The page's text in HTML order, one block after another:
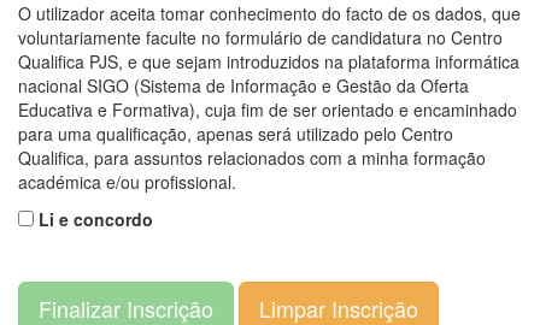
O utilizador aceita tomar conhecimento do facto de os dados, que
voluntariamente faculte no formulário de candidatura no Centro
Qualifica PJS, e que sejam introduzidos na plataforma informática
nacional SIGO (Sistema de Informação e Gestão da Oferta
Educativa e Formativa), cuja fim de ser orientado e encaminhado
para uma qualificação, apenas será utilizado pelo Centro
Qualifica, para assuntos relacionados com a minha formação
académica e/ou profissional.
Li e concordo
Finalizar Inscrição Limpar Inscrição